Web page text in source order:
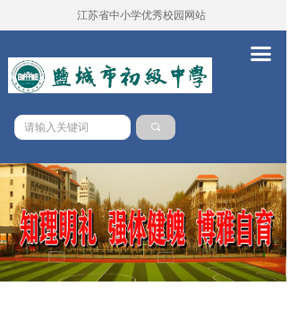
끀
学校概况
党务校务
学本课堂
队伍建设
德育工作
끠
江苏省中小学优秀校园网站